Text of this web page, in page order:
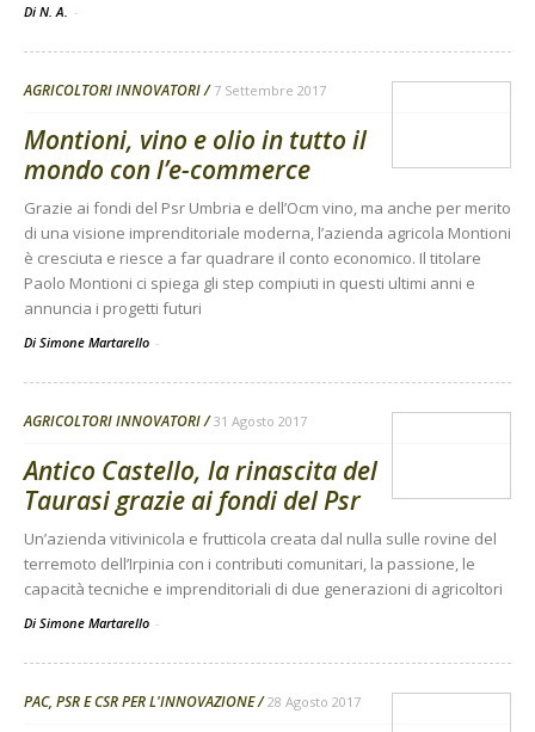
Di N. A. -
AGRICOLTORI INNOVATORI 7 Settembre 2017
Montioni, vino e olio in tutto il
mondo con l’e-commerce
Grazie ai fondi del Psr Umbria e dell’Ocm vino, ma anche per merito
di una visione imprenditoriale moderna, l’azienda agricola Montioni
è cresciuta e riesce a far quadrare il conto economico. Il titolare
Paolo Montioni ci spiega gli step compiuti in questi ultimi anni e
annuncia i progetti futuri
Di Simone Martarello -
AGRICOLTORI INNOVATORI 31 Agosto 2017
Antico Castello, la rinascita del
Taurasi grazie ai fondi del Psr
Un’azienda vitivinicola e frutticola creata dal nulla sulle rovine del
terremoto dell’Irpinia con i contributi comunitari, la passione, le
capacità tecniche e imprenditoriali di due generazioni di agricoltori
Di Simone Martarello -
PAC, PSR E CSR PER L'INNOVAZIONE 28 Agosto 2017